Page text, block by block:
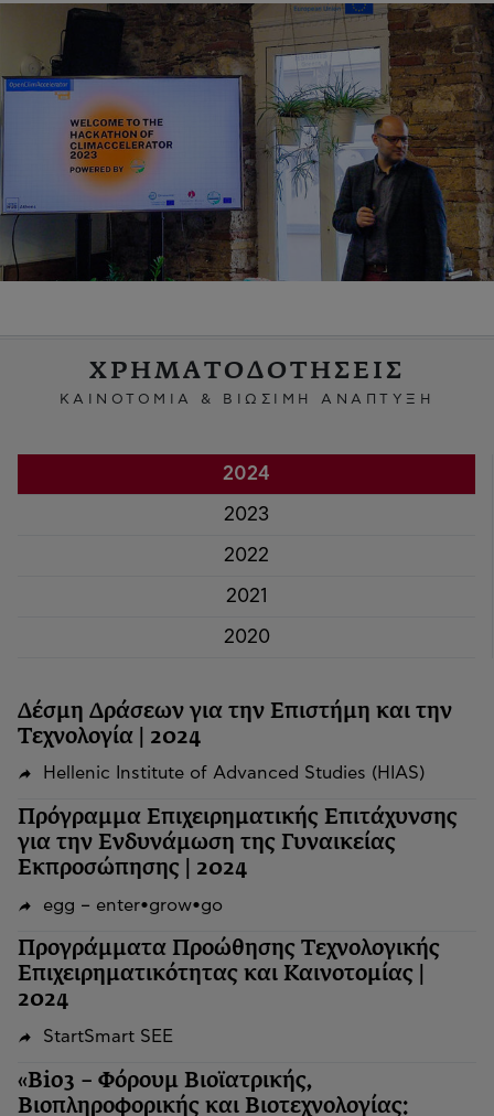
ΧΡΗΜΑΤΟΔΟΤΗΣΕΙΣ
ΚΑΙΝΟΤΟΜΙΑ & ΒΙΩΣΙΜΗ ΑΝΑΠΤΥΞΗ
2024
2023
2022
2021
2020
Δέσμη Δράσεων για την Επιστήμη και την
Τεχνολογία | 2024
Hellenic Institute of Advanced Studies (HIAS)
Πρόγραμμα Επιχειρηματικής Επιτάχυνσης
για την Ενδυνάμωση της Γυναικείας
Εκπροσώπησης | 2024
egg – enter•grow•go
Προγράμματα Προώθησης Τεχνολογικής
Επιχειρηματικότητας και Καινοτομίας |
2024
StartSmart SEE
«Bio3 – Φόρουμ Βιοϊατρικής,
Βιοπληροφορικής και Βιοτεχνολογίας: